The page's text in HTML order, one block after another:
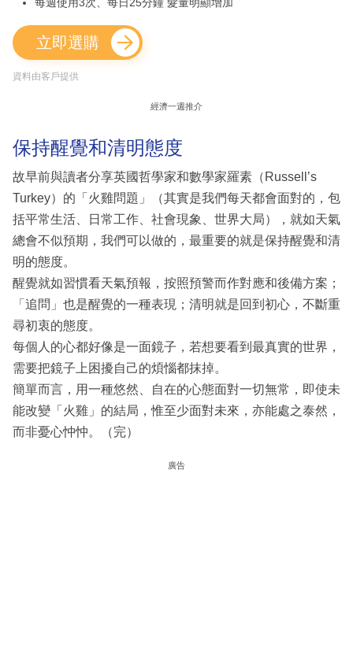
立即選購
資料由客戶提供
經濟一週推介
保持醒覺和清明態度
故早前與讀者分享英國哲學家和數學家羅素（Russell’s
Turkey）的「火雞問題」（其實是我們每天都會面對的，包
括平常生活、日常工作、社會現象、世界大局），就如天氣
總會不似預期，我們可以做的，最重要的就是保持醒覺和清
明的態度。
醒覺就如習慣看天氣預報，按照預警而作對應和後備方案；
「追問」也是醒覺的一種表現；清明就是回到初心，不斷重
尋初衷的態度。
每個人的心都好像是一面鏡子，若想要看到最真實的世界，
需要把鏡子上困擾自己的煩惱都抹掉。
簡單而言，用一種悠然、自在的心態面對一切無常，即使未
能改變「火雞」的結局，惟至少面對未來，亦能處之泰然，
而非憂心忡忡。（完）
廣告